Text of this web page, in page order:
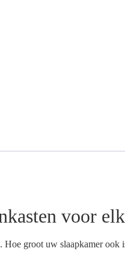
voor
groot uw slaapkamer ook